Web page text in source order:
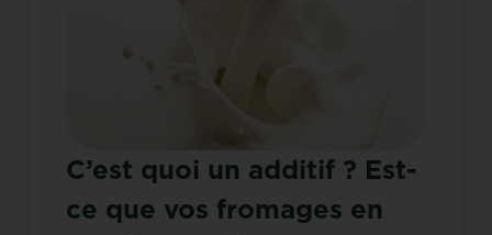
C’est quoi un additif ? Est-
ce que vos fromages en